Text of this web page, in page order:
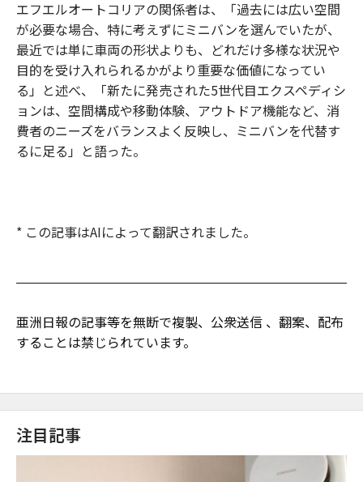
エフエルオートコリアの関係者は、「過去には広い空間
が必要な場合、特に考えずにミニバンを選んでいたが、
最近では単に車両の形状よりも、どれだけ多様な状況や
目的を受け入れられるかがより重要な価値になってい
る」と述べ、「新たに発売された5世代目エクスペディシ
ョンは、空間構成や移動体験、アウトドア機能など、消
費者のニーズをバランスよく反映し、ミニバンを代替す
るに足る」と語った。
* この記事はAIによって翻訳されました。
亜洲日報の記事等を無断で複製、公衆送信 、翻案、配布
することは禁じられています。
注目記事